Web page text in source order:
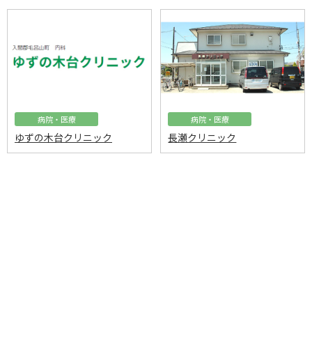
病院・医療
ゆずの木台クリニック
病院・医療
長瀬クリニック